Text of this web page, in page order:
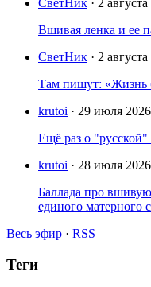
СветНик · 2
Вшивая ленка и ее
СветНик · 2
Там пишут: «Жизнь
krutoi · 29 июля
Ещё раз о "русской"
krutoi · 28 июля
Баллада про
единого матерного
Весь эфир · RSS
Теги